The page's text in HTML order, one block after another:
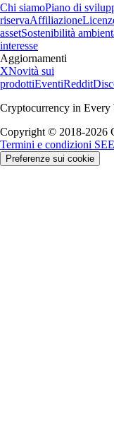
Chi siamoPiano di
riservaAffiliazione
assetSostenibilità
interesse
Aggiornamenti
XNovità sui
prodottiEventiReddit
Cryptocurrency in
Copyright © 2018-2026
Termini e condizioni SEE
Preferenze sui cookie